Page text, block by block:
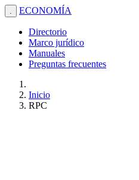
. ECONOMÍA
Directorio
Marco jurídico
Manuales
Preguntas frecuentes
Inicio
RPC